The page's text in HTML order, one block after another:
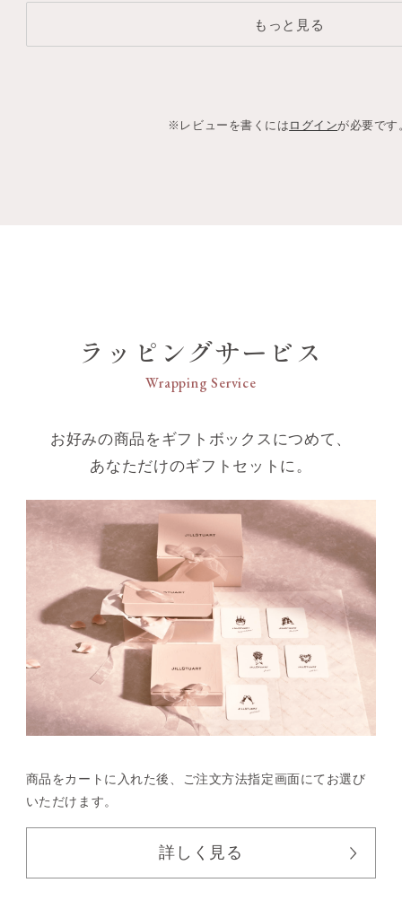
もっと見る
※レビューを書くにはログインが必要です
ラッピングサービス
Wrapping Service
お好みの商品をギフトボックスにつめて、
あなただけのギフトセットに。
商品をカートに入れた後、
ご注文方法指定画面にてお選び
いただけます。
詳しく見る